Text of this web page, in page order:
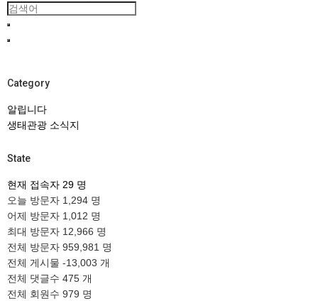
Category
알립니다
생태관광 소식지
State
현재 접속자 29 명
오늘 방문자 1,294 명
어제 방문자 1,012 명
최대 방문자 12,966 명
전체 방문자 959,981 명
전체 게시물 -13,003 개
전체 댓글수 475 개
전체 회원수 979 명